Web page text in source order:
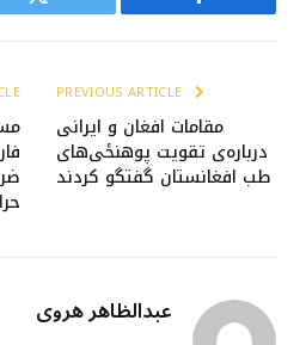
Facebook
مقامات افغان و ایرانی
درباره‌ی تقویت پوهنځی‌های
طب افغانستان گفتگو کردند
عبدالظاهر هروی